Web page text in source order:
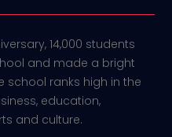
14,000 students
and made a bright
school ranks high in the
education,
and culture.